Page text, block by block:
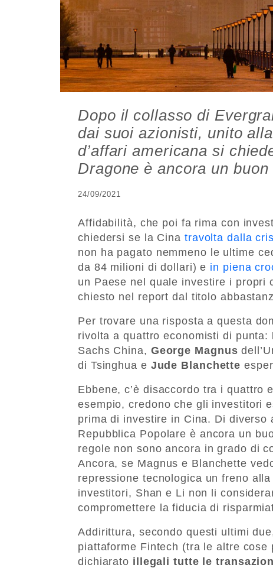
Dopo il collasso di
dai suoi azionisti, unito
d’affari americana si
Dragone è ancora un
24/09/2021
Affidabilità, che poi fa rima con
chiedersi se la Cina travolta dalla
non ha pagato nemmeno le ultime
da 84 milioni di dollari) e in piena
un Paese nel quale investire i propri
chiesto nel report dal titolo
Per trovare una risposta a questa
rivolta a quattro economisti di punta:
Sachs China, George Magnus
di Tsinghua e Jude Blanchette
Ebbene, c’è disaccordo tra i quattro
esempio, credono che gli investitori
prima di investire in Cina. Di
Repubblica Popolare è ancora un
regole non sono ancora in grado di
Ancora, se Magnus e Blanchette
repressione tecnologica un freno
investitori, Shan e Li non li
compromettere la fiducia di
Addirittura, secondo questi ultimi
piattaforme Fintech (tra le altre
dichiarato illegali tutte le